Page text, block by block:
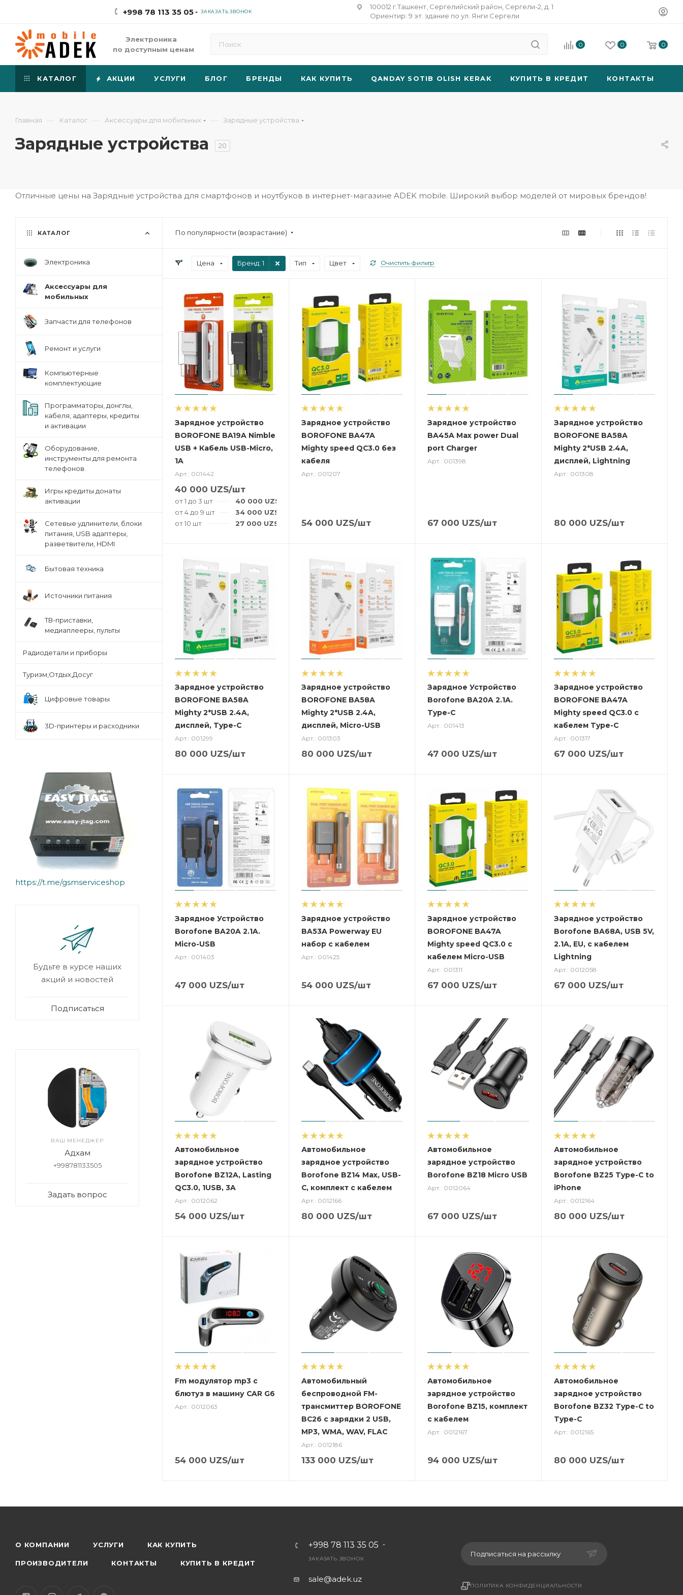
+998 78 113 35 05 ЗАКАЗАТЬ ЗВОНОК
100012 г.Ташкент, Сергелийский район, Сергели-2, д. 1
Ориентир: 9 эт. здание по ул. Янги Сергели
Электроника
по доступным ценам
0 0 0
КАТАЛОГ АКЦИИ УСЛУГИ БЛОГ БРЕНДЫ КАК КУПИТЬ QANDAY SOTIB OLISH KERAK КУПИТЬ В КРЕДИТ КОНТАКТЫ
Главная — Каталог — Аксессуары для мобильных — Зарядные устройства
Зарядные устройства 20
Отличные цены на Зарядные устройства для смартфонов и ноутбуков в интернет-магазине ADEK mobile. Широкий выбор моделей от мировых брендов!
По популярности (возрастание)
Цена Бренд: 1 Тип Цвет Очистить фильтр
Зарядное устройство
BOROFONE BA19A Nimble
USB + Кабель USB-Micro,
1A
Арт.: 001442
40 000 UZS/шт
от 1 до 3 шт 40 000 UZS
от 4 до 9 шт
34 000 UZS
от 10 шт
27 000 UZS
Зарядное устройство
BOROFONE BA47A
Mighty speed QC3.0 без
кабеля
Арт.: 001207
54 000 UZS/шт
Зарядное устройство
BA45A Max power Dual
port Charger
Арт.: 001398
67 000 UZS/шт
Зарядное устройство
BOROFONE BA58A
Mighty 2*USB 2.4A,
дисплей, Lightning
Арт.: 001308
80 000 UZS/шт
Зарядное устройство
BOROFONE BA58A
Mighty 2*USB 2.4A,
дисплей, Type-C
Арт.: 001299
80 000 UZS/шт
Зарядное устройство
BOROFONE BA58A
Mighty 2*USB 2.4A,
дисплей, Micro-USB
Арт.: 001303
80 000 UZS/шт
Зарядное Устройство
Borofone BA20A 2.1A.
Type-C
Арт.: 001413
47 000 UZS/шт
Зарядное устройство
BOROFONE BA47A
Mighty speed QC3.0 с
кабелем Type-C
Арт.: 001317
67 000 UZS/шт
Зарядное Устройство
Borofone BA20A 2.1A.
Micro-USB
Арт.: 001403
47 000 UZS/шт
Зарядное устройство
BA53A Powerway EU
набор с кабелем
Арт.: 001425
54 000 UZS/шт
Зарядное устройство
BOROFONE BA47A
Mighty speed QC3.0 с
кабелем Micro-USB
Арт.: 001311
67 000 UZS/шт
Зарядное устройство
Borofone BA68A, USB 5V,
2.1A, EU, с кабелем
Lightning
Арт.: 0012058
67 000 UZS/шт
Автомобильное
зарядное устройство
Borofone BZ12A, Lasting
QC3.0, 1USB, 3A
Арт.: 0012062
54 000 UZS/шт
Автомобильное
зарядное устройство
Borofone BZ14 Max, USB-
C, комплект с кабелем
Арт.: 0012166
80 000 UZS/шт
Автомобильное
зарядное устройство
Borofone BZ18 Micro USB
Арт.: 0012064
67 000 UZS/шт
Автомобильное
зарядное устройство
Borofone BZ25 Type-C to
iPhone
Арт.: 0012164
80 000 UZS/шт
Fm модулятор mp3 с
блютуз в машину CAR G6
Арт.: 0012063
54 000 UZS/шт
Aвтомобильный
беспроводной FM-
трансмиттер BOROFONE
BC26 с зарядки 2 USB,
MP3, WMA, WAV, FLAC
Арт.: 0012186
133 000 UZS/шт
Автомобильное
зарядное устройство
Borofone BZ15, комплект
с кабелем
Арт.: 0012167
94 000 UZS/шт
Автомобильное
зарядное устройство
Borofone BZ32 Type-C to
Type-C
Арт.: 0012165
80 000 UZS/шт
КАТАЛОГ
Электроника
Аксессуары для
мобильных
Запчасти для телефонов
Ремонт и услуги
Компьютерные
комплектующие
Программаторы, донглы,
кабеля, адаптеры, кредиты
и активации
Оборудование,
инструменты для ремонта
телефонов.
Игры кредиты донаты
активации
Сетевые удлинители, блоки
питания, USB адаптеры,
разветвители, HDMI
Бытовая техника
Источники питания
ТВ-приставки,
медиаплееры, пульты
Радиодетали и приборы
Туризм,Отдых,Досуг
Цифровые товары
3D-принтеры и расходники
https://t.me/gsmserviceshop
Будьте в курсе наших
акций и новостей
Подписаться
ВАШ МЕНЕДЖЕР
Адхам
+998781133505
Задать вопрос
О КОМПАНИИ УСЛУГИ КАК КУПИТЬ
ПРОИЗВОДИТЕЛИ КОНТАКТЫ КУПИТЬ В КРЕДИТ
+998 78 113 35 05
ЗАКАЗАТЬ ЗВОНОК
sale@adek.uz
Подписаться на рассылку
ПОЛИТИКА КОНФИДЕНЦИАЛЬНОСТИ